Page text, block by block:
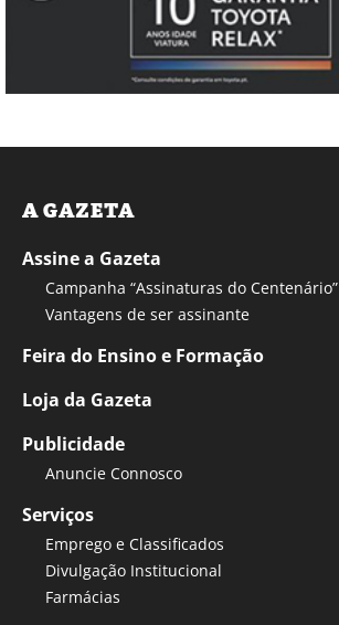
A GAZETA
Assine a Gazeta
Campanha “Assinaturas do Centenário”
Vantagens de ser assinante
Feira do Ensino e Formação
Loja da Gazeta
Publicidade
Anuncie Connosco
Serviços
Emprego e Classificados
Divulgação Institucional
Farmácias